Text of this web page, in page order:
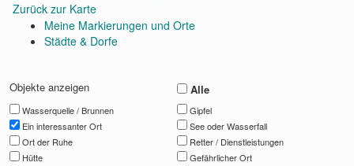
Zurück zur Karte
Meine Markierungen und Orte
Städte & Dorfe
Objekte anzeigen
Wasserquelle / Brunnen
Ein interessanter Ort
Ort der Ruhe
Hütte
Alle
Gipfel
See oder Wasserfall
Retter / Dienstleistungen
Gefährlicher Ort